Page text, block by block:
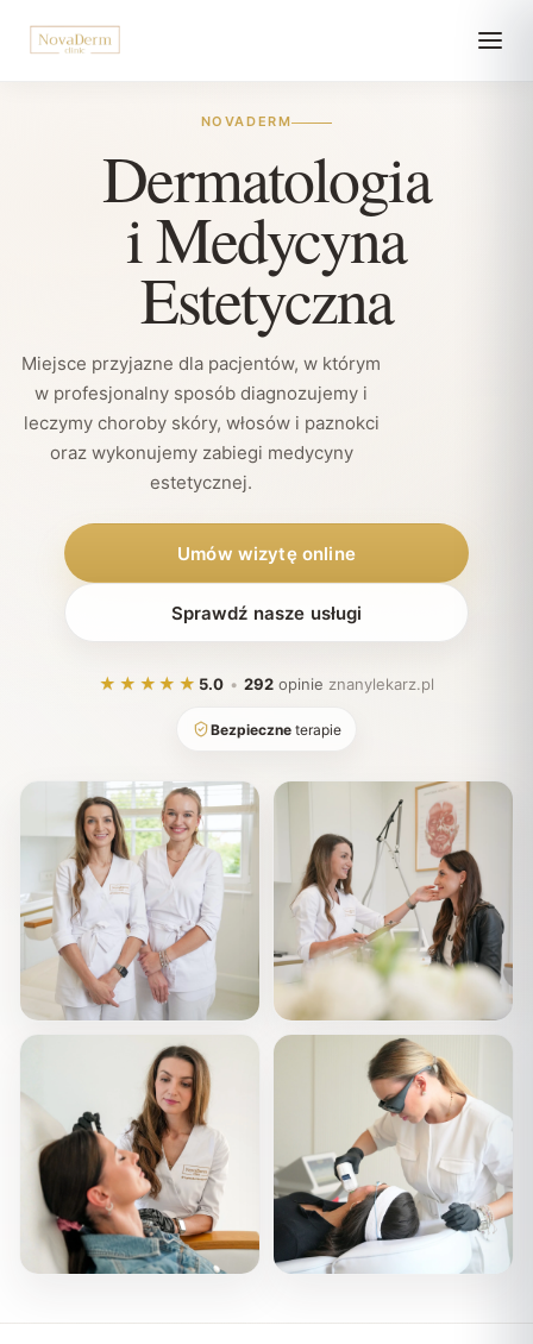
NOVADERM
Dermatologia
i Medycyna
Estetyczna
Miejsce przyjazne dla pacjentów, w którym
w profesjonalny sposób diagnozujemy i
leczymy choroby skóry, włosów i paznokci
oraz wykonujemy zabiegi medycyny
estetycznej.
Umów wizytę online
Sprawdź nasze usługi
★★★★★ 5.0 • 292 opinie znanylekarz.pl
Bezpieczne terapie